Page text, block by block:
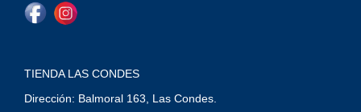
TIENDA LAS CONDES
Dirección: Balmoral 163, Las Condes.